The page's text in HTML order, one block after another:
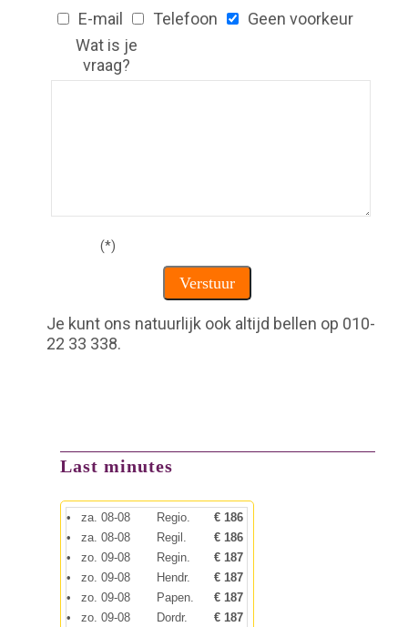
E-mail
Telefoon
Geen voorkeur
Wat is je
vraag?
(*)
Je kunt ons natuurlijk ook altijd bellen op 010-
22 33 338.
Last minutes
• za. 08-08 Regio.
€ 186
•
za. 08-08 Regil.
€ 186
•
zo. 09-08 Regin.
€ 187
•
zo. 09-08 Hendr.
€ 187
•
zo. 09-08 Papen.
€ 187
•
zo. 09-08 Dordr. € 187